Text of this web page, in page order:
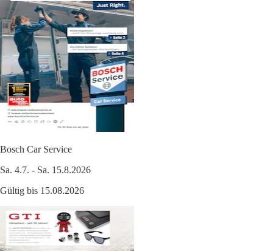
Bosch Car Service
Sa. 4.7. - Sa. 15.8.2026
Gültig bis 15.08.2026